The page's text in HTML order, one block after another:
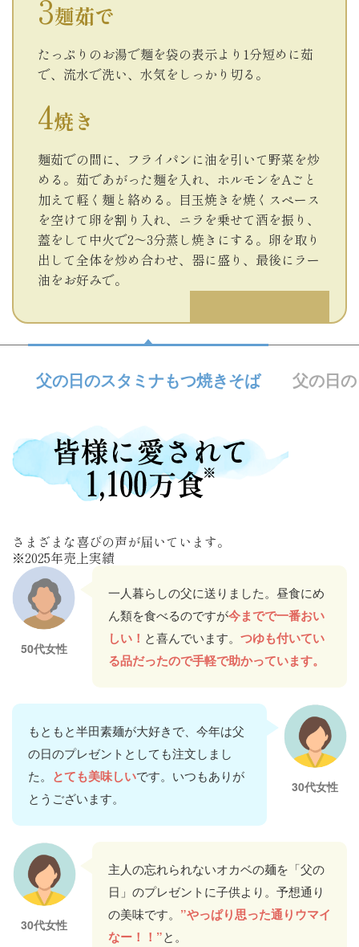
麺茹で
たっぷりのお湯で麺を袋の表示より1分短めに茹
で、流水で洗い、水気をしっかり切る。
焼き
麺茹での間に、フライパンに油を引いて野菜を炒
める。茹であがった麺を入れ、ホルモンをAごと
加えて軽く麺と絡める。目玉焼きを焼くスペース
を空けて卵を割り入れ、ニラを乗せて酒を振り、
蓋をして中火で2～3分蒸し焼きにする。卵を取り
出して全体を炒め合わせ、器に盛り、最後にラー
油をお好みで。
父の日のスタミナもつ焼きそば 父の日
さまざまな喜びの声が届いています。
※2025年売上実績
50代女性
一人暮らしの父に送りました。昼食にめ
ん類を食べるのですが今までで一番おい
しい！ と喜んでいます。 つゆも付いてい
る品だったので手軽で助かっています。
30代女性
もともと半田素麺が大好きで、今年は父
の日のプレゼントとしても注文しまし
た。 とても美味しいです。いつもありが
とうございます。
30代女性
主人の忘れられないオカベの麺を「父の
日」のプレゼントに子供より。予想通り
の美味です。 ”やっぱり思った通りウマイ
なー！！”と。